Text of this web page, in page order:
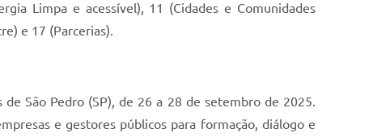
Limpa e acessível), 11 (Cidades e Comunidades
e 17 (Parcerias).
São Pedro (SP), de 26 a 28 de setembro de 2025.
e gestores públicos para formação, diálogo e